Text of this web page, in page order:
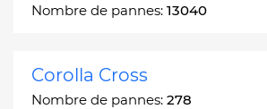
Nombre de pannes: 13040
Corolla Cross
Nombre de pannes: 278